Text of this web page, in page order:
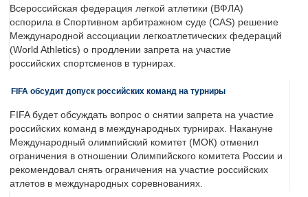
Всероссийская федерация легкой атлетики (ВФЛА)
оспорила в Спортивном арбитражном суде (CAS) решение
Международной ассоциации легкоатлетических федераций
(World Athletics) о продлении запрета на участие
российских спортсменов в турнирах.
FIFA обсудит допуск российских команд на турниры
FIFA будет обсуждать вопрос о снятии запрета на участие
российских команд в международных турнирах. Накануне
Международный олимпийский комитет (МОК) отменил
ограничения в отношении Олимпийского комитета России и
рекомендовал снять ограничения на участие российских
атлетов в международных соревнованиях.